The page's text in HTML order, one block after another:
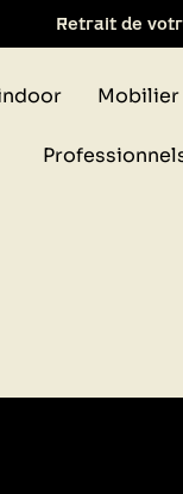
Retrait de